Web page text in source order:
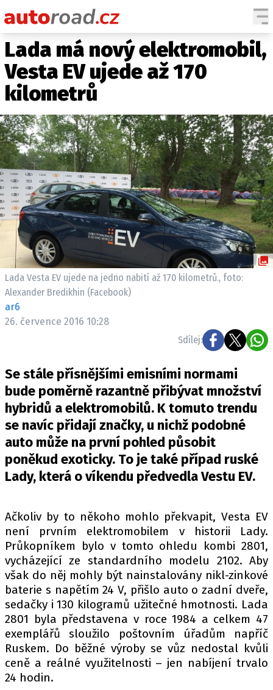
AUTA
TESTY AUT
SPY
HISTORIE
ZAJÍMAVOSTI
TECHNIKA
EKONOMIKA
ČESKÝ TRH
TUNING
ELEKTRO
TESTY ELEKTROMOBILŮ
TRH S ELEKTROMOBILY
RALLY
OSTATNÍ
TISKOVKY
ROZHOVORY
DAKAR
Z DOMOVA
MOTORSPORT
PIT LANE
ČEŠI V AKCI
FIA CEZ & POHÁRY
MEZINÁRODNÍ SCÉNA
SLEDUJTE NÁS NA|
Lada má nový elektromobil,
Vesta EV ujede až 170
kilometrů
Lada Vesta EV ujede na jedno nabití až 170 kilometrů., foto:
Alexander Bredikhin (Facebook)
ar6
26. července 2016 10:28
Sdílej:
Se stále přísnějšími emisními normami
bude poměrně razantně přibývat množství
hybridů a elektromobilů. K tomuto trendu
se navíc přidají značky, u nichž podobné
auto může na první pohled působit
poněkud exoticky. To je také případ ruské
Lady, která o víkendu předvedla Vestu EV.
Ačkoliv by to někoho mohlo překvapit, Vesta EV
není prvním elektromobilem v historii Lady.
Průkopníkem bylo v tomto ohledu kombi 2801,
vycházející ze standardního modelu 2102. Aby
však do něj mohly být nainstalovány nikl-zinkové
baterie s napětím 24 V, přišlo auto o zadní dveře,
sedačky i 130 kilogramů užitečné hmotnosti. Lada
2801 byla představena v roce 1984 a celkem 47
exemplářů sloužilo poštovním úřadům napříč
Ruskem. Do běžné výroby se vůz nedostal kvůli
ceně a reálné využitelnosti – jen nabíjení trvalo
24 hodin.